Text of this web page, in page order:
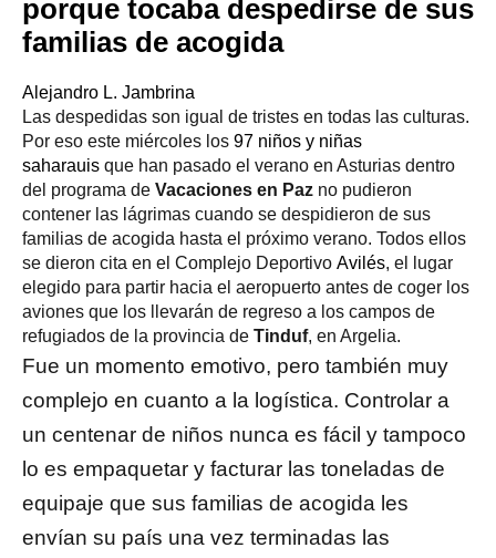
porque tocaba despedirse de sus
familias de acogida
Alejandro L. Jambrina
Las despedidas son igual de tristes en todas las culturas.
Por eso este miércoles los 97 niños y niñas
saharauis que han pasado el verano en Asturias dentro
del programa de Vacaciones en Paz no pudieron
contener las lágrimas cuando se despidieron de sus
familias de acogida hasta el próximo verano. Todos ellos
se dieron cita en el Complejo Deportivo Avilés, el lugar
elegido para partir hacia el aeropuerto antes de coger los
aviones que los llevarán de regreso a los campos de
refugiados de la provincia de Tinduf, en Argelia.
Fue un momento emotivo, pero también muy
complejo en cuanto a la logística. Controlar a
un centenar de niños nunca es fácil y tampoco
lo es empaquetar y facturar las toneladas de
equipaje que sus familias de acogida les
envían su país una vez terminadas las